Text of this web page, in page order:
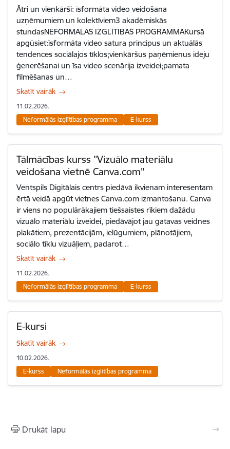
Ātri un vienkārši: īsformāta video veidošana
uzņēmumiem un kolektīviem3 akadēmiskās
stundasNEFORMĀLĀS IZGLĪTĪBAS PROGRAMMAKursā
apgūsiet:īsformāta video satura principus un aktuālās
tendences sociālajos tīklos;vienkāršus paņēmienus ideju
ģenerēšanai un īsa video scenārija izveidei;pamata
filmēšanas un…
Skatīt vairāk
11.02.2026.
Neformālās izglītības programma
E-kurss
Tālmācības kurss "Vizuālo materiālu
veidošana vietnē Canva.com"
Ventspils Digitālais centrs piedāvā ikvienam interesentam
ērtā veidā apgūt vietnes Canva.com izmantošanu. Canva
ir viens no populārākajiem tiešsaistes rīkiem dažādu
vizuālo materiālu izveidei, piedāvājot jau gatavas veidnes
plakātiem, prezentācijām, ielūgumiem, plānotājiem,
sociālo tīklu vizuāļiem, padarot…
Skatīt vairāk
11.02.2026.
Neformālās izglītības programma
E-kurss
E-kursi
Skatīt vairāk
10.02.2026.
E-kurss
Neformālās izglītības programma
Drukāt lapu